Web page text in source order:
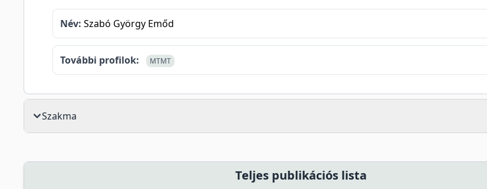
Név: Szabó György Emőd
További profilok: MTMT
Szakma
Teljes publikációs lista